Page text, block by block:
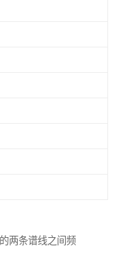
两条谱线之间频